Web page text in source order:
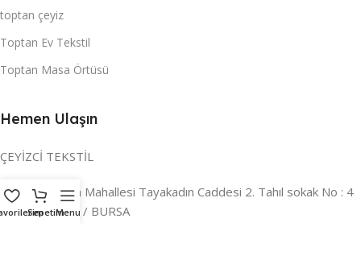
toptan çeyiz
Toptan Ev Tekstil
Toptan Masa Örtüsü
Hemen Ulaşın
ÇEYİZCİ TEKSTİL
Adres:Reyhan Mahallesi Tayakadın Caddesi 2. Tahıl sokak No : 4
/ a Osmangazi / BURSA
SepetimMenu